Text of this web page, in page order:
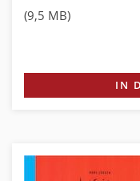
(9,5 MB)
IN